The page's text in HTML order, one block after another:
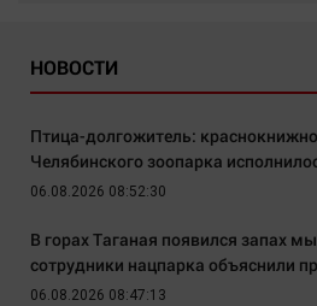
НОВОСТИ
Птица-долгожитель:
Челябинского зоопарка
06.08.2026 08:52:30
В горах Таганая появился запах
сотрудники нацпарка объяснили
06.08.2026 08:47:13